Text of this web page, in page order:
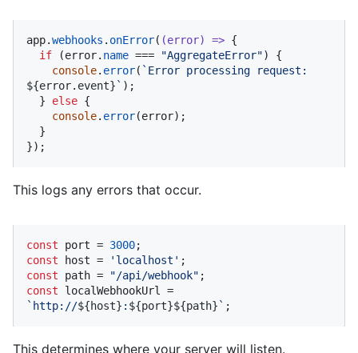
app.webhooks . onError( (error) => {
if (error. name === "AggregateError") {
console. error(
${error.event} ` );
  }
else {
console. error(error);
});
This logs any errors that occur.
const port = 3000
const host = 'localhost'
const path = "/api/webhook"
const
`http://${host} : ${port}${path} ` ;
This determines where your server will listen.